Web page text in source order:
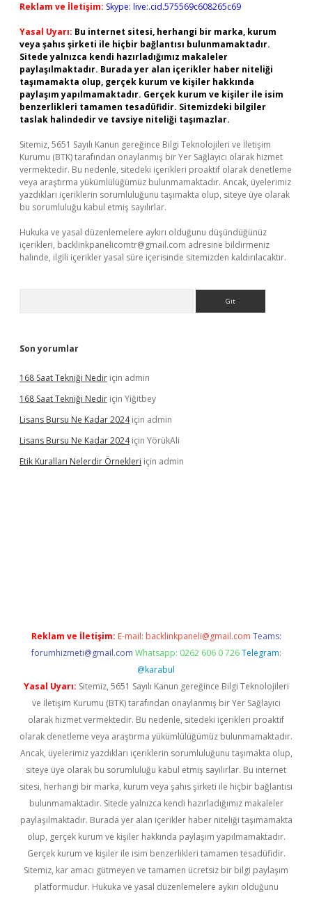
Reklam ve İletişim: Skype: live:.cid.575569c608265c69
Yasal Uyarı: Bu internet sitesi, herhangi bir marka, kurum
veya şahıs şirketi ile hiçbir bağlantısı bulunmamaktadır.
Sitede yalnızca kendi hazırladığımız makaleler
paylaşılmaktadır. Burada yer alan içerikler haber niteliği
taşımamakta olup, gerçek kurum ve kişiler hakkında
paylaşım yapılmamaktadır. Gerçek kurum ve kişiler ile isim
benzerlikleri tamamen tesadüfidir. Sitemizdeki bilgiler
taslak halindedir ve tavsiye niteliği taşımazlar.
Sitemiz, 5651 Sayılı Kanun gereğince Bilgi Teknolojileri ve İletişim
Kurumu (BTK) tarafından onaylanmış bir Yer Sağlayıcı olarak hizmet
vermektedir. Bu nedenle, sitedeki içerikleri proaktif olarak denetleme
veya araştırma yükümlülüğümüz bulunmamaktadır. Ancak, üyelerimiz
yazdıkları içeriklerin sorumluluğunu taşımakta olup, siteye üye olarak
bu sorumluluğu kabul etmiş sayılırlar.
Hukuka ve yasal düzenlemelere aykırı olduğunu düşündüğünüz
içerikleri, backlinkpanelicomtr@gmail.com adresine bildirmeniz
halinde, ilgili içerikler yasal süre içerisinde sitemizden kaldırılacaktır.
Son yorumlar
168 Saat Tekniği Nedir için admin
168 Saat Tekniği Nedir için Yiğitbey
Lisans Bursu Ne Kadar 2024için admin
Lisans Bursu Ne Kadar 2024için YörükAli
Etik Kuralları Nelerdir Örnekleri için admin
Reklam ve İletişim: E-mail: backlinkpaneli@gmail.com Teams:
forumhizmeti@gmail.com Whatsapp: 0262 606 0 726 Telegram:
@karabul
Yasal Uyarı: Sitemiz, 5651 Sayılı Kanun gereğince Bilgi Teknolojileri
ve İletişim Kurumu (BTK) tarafından onaylanmış bir Yer Sağlayıcı
olarak hizmet vermektedir. Bu nedenle, sitedeki içerikleri proaktif
olarak denetleme veya araştırma yükümlülüğümüz bulunmamaktadır.
Ancak, üyelerimiz yazdıkları içeriklerin sorumluluğunu taşımakta olup,
siteye üye olarak bu sorumluluğu kabul etmiş sayılırlar. Bu internet
sitesi, herhangi bir marka, kurum veya şahıs şirketi ile hiçbir bağlantısı
bulunmamaktadır. Sitede yalnızca kendi hazırladığımız makaleler
paylaşılmaktadır. Burada yer alan içerikler haber niteliği taşımamakta
olup, gerçek kurum ve kişiler hakkında paylaşım yapılmamaktadır.
Gerçek kurum ve kişiler ile isim benzerlikleri tamamen tesadüfidir.
Sitemiz, kar amacı gütmeyen ve tamamen ücretsiz bir bilgi paylaşım
platformudur. Hukuka ve yasal düzenlemelere aykırı olduğunu